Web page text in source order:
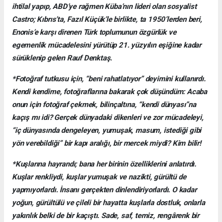
ihtilal yapıp, ABD’ye rağmen Küba’nın lideri olan sosyalist
Castro; Kıbrıs’ta, Fazıl Küçük’le birlikte, ta 1950’lerden beri,
Enonis’e karşı direnen Türk toplumunun özgürlük ve
egemenlik mücadelesini yürütüp 21. yüzyılın eşiğine kadar
sürüklenip gelen Rauf Denktaş.
*Fotoğraf tutkusu için, “beni rahatlatıyor” deyimini kullanırdı.
Kendi kendime, fotoğraflarına bakarak çok düşündüm: Acaba
onun için fotoğraf çekmek, bilinçaltına, “kendi dünyası”na
kaçış mı idi? Gerçek dünyadaki dikenleri ve zor mücadeleyi,
“iç dünyasında dengeleyen, yumuşak, masum, istediği gibi
yön verebildiği” bir kapı aralığı, bir mercek miydi? Kim bilir!
*Kuşlarına hayrandı; bana her birinin özelliklerini anlatırdı.
Kuşlar renkliydi, kuşlar yumuşak ve nazikti, gürültü de
yapmıyorlardı. İnsanı gerçekten dinlendiriyorlardı. O kadar
yoğun, gürültülü ve çileli bir hayatta kuşlarla dostluk, onlarla
yakınlık belki de bir kaçıştı. Sade, saf, temiz, rengârenk bir